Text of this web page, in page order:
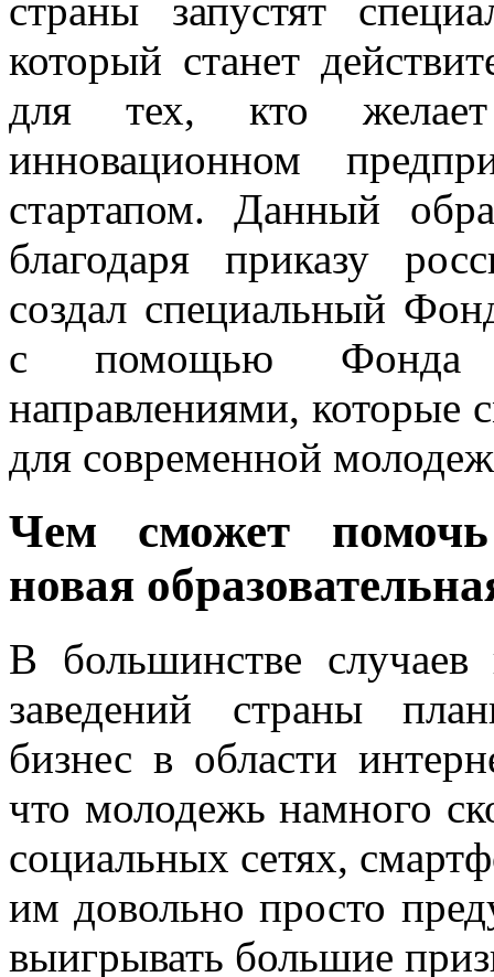
страны запустят
который станет
для тех, кто
инновационном
стартапом. Данный
благодаря приказу
создал специальный
с помощью Фонда
направлениями, которые
для современной
Чем сможет
новая
В большинстве
заведений страны
бизнес в области
что молодежь намного
социальных сетях,
им довольно просто
выигрывать большие